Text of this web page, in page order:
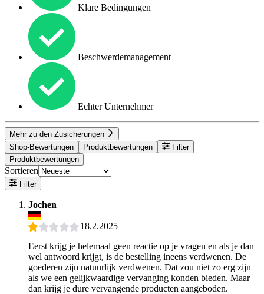
Klare Bedingungen
Beschwerdemanagement
Echter Unternehmer
Mehr zu den Zusicherungen
Shop-Bewertungen
Produktbewertungen
Filter
Produktbewertungen
Sortieren
Filter
Jochen
18.2.2025
Eerst krijg je helemaal geen reactie op je vragen en als je dan
wel antwoord krijgt, is de bestelling ineens verdwenen. De
goederen zijn natuurlijk verdwenen. Dat zou niet zo erg zijn
als we een gelijkwaardige vervanging konden bieden. Maar
dan krijg je dure vervangende producten aangeboden.